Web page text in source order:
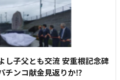
し子父とも交流 安重根記念碑
チンコ献金見返りか⁉